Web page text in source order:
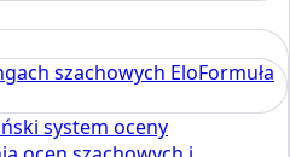
szachowych EloFormuła
system oceny